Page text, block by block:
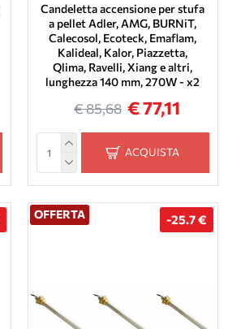
Candeletta accensione per stufa
a pellet Adler, AMG, BURNiT,
Calecosol, Ecoteck, Emaflam,
Kalideal, Kalor, Piazzetta,
Qlima, Ravelli, Xiang e altri,
lunghezza 140 mm, 270W - x2
€ 77,11
€ 85,68
ACQUISTA
OFFERTA -25.7 €